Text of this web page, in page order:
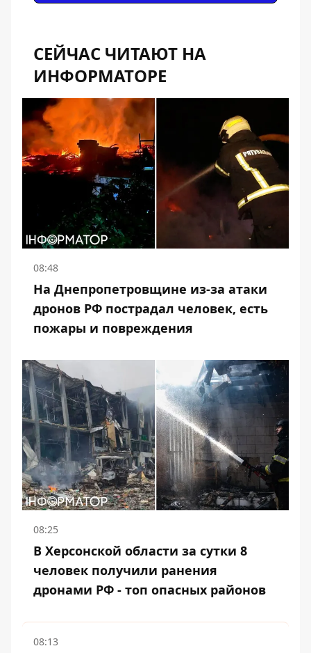
СЕЙЧАС ЧИТАЮТ НА
ИНФОРМАТОРЕ
08:48
На Днепропетровщине из-за атаки
дронов РФ пострадал человек, есть
пожары и повреждения
08:25
В Херсонской области за сутки 8
человек получили ранения
дронами РФ - топ опасных районов
08:13